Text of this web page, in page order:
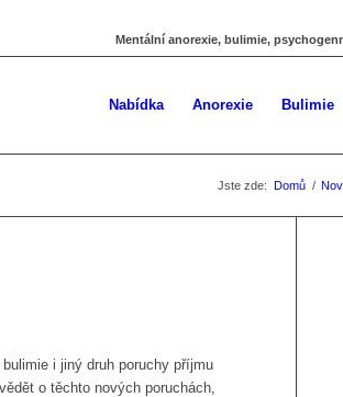
Mentální anorexie, bulimie,
Nabídka Anorexie Bulimie
Jste zde: Domů /
i jiný druh poruchy příjmu
o těchto nových poruchách,